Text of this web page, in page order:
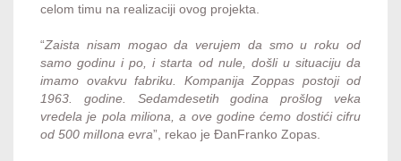
celom timu na realizaciji ovog projekta.
“Zaista nisam mogao da verujem da smo u roku od
samo godinu i po, i starta od nule, došli u situaciju da
imamo ovakvu fabriku. Kompanija Zoppas postoji od
1963. godine. Sedamdesetih godina prošlog veka
vredela je pola miliona, a ove godine ćemo dostići cifru
od 500 milIona evra”, rekao je ĐanFranko Zopas.